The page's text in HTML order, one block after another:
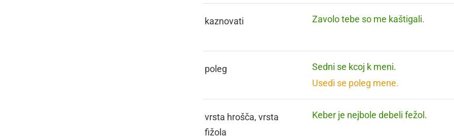
kaznovati Zavolo tebe so me kaštigali.
poleg
Sedni se kcoj k meni.
Usedi se poleg mene.
vrsta hrošča, vrsta
fižola
Keber je nejbole debeli fežol.